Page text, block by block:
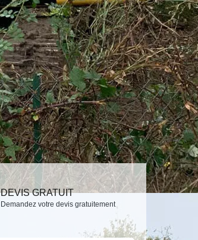
DEVIS GRATUIT
Demandez votre devis gratuitement